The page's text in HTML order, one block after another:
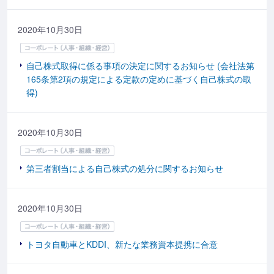
2020年10月30日
自己株式取得に係る事項の決定に関するお知らせ (会社法第
165条第2項の規定による定款の定めに基づく自己株式の取
得)
2020年10月30日
第三者割当による自己株式の処分に関するお知らせ
2020年10月30日
トヨタ自動車とKDDI、新たな業務資本提携に合意